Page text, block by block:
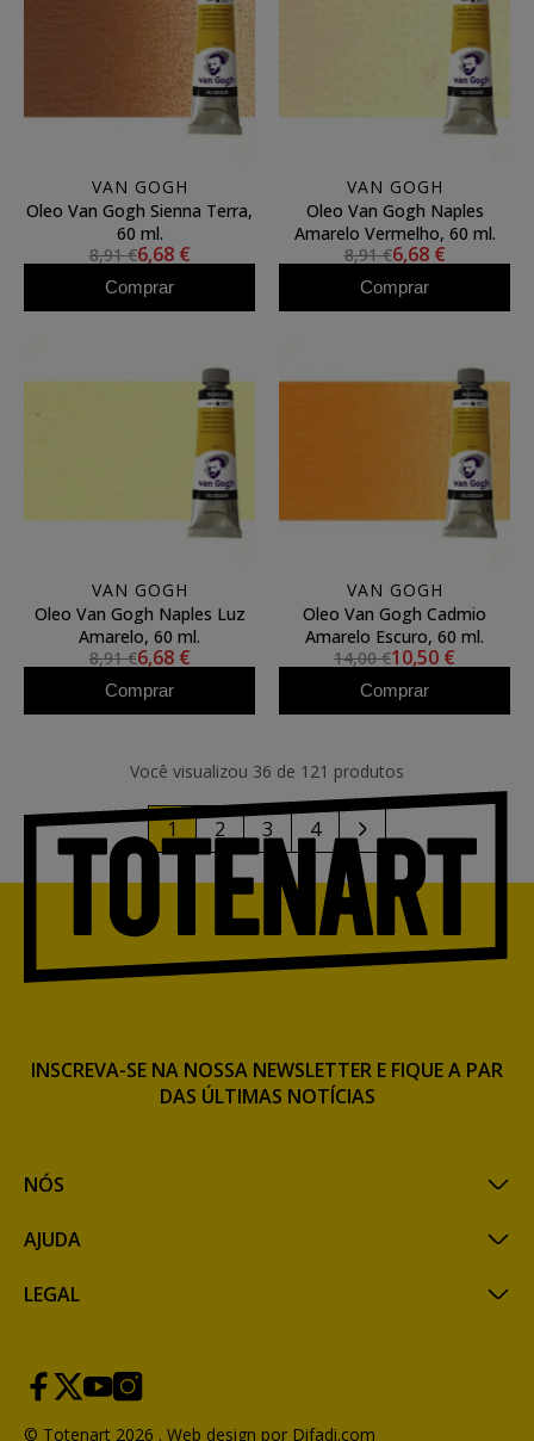
VAN GOGH
Oleo Van Gogh Sienna Terra,
60 ml.
8,91 €6,68 €
Comprar
VAN GOGH
Oleo Van Gogh Naples
Amarelo Vermelho, 60 ml.
8,91 €6,68 €
Comprar
VAN GOGH
Oleo Van Gogh Naples Luz
Amarelo, 60 ml.
8,91 €6,68 €
Comprar
VAN GOGH
Oleo Van Gogh Cadmio
Amarelo Escuro, 60 ml.
14,00 €10,50 €
Comprar
Você visualizou 36 de 121 produtos
1 2 3 4
NÓS
AJUDA
LEGAL
INSCREVA-SE NA NOSSA NEWSLETTER E FIQUE A PAR
DAS ÚLTIMAS NOTÍCIAS
© Totenart 2026 . Web design por Difadi.com